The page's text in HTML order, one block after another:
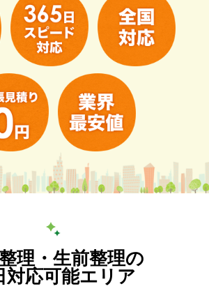
理・生前整理の
対応可能エリア